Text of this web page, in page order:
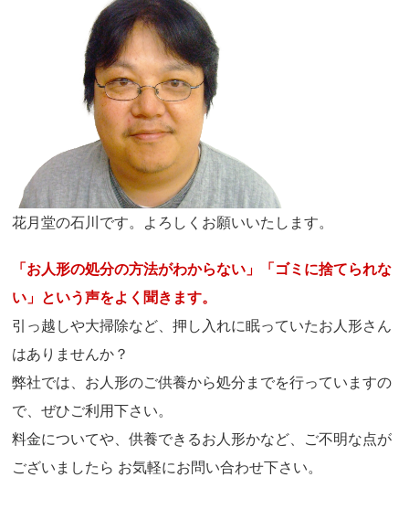
花月堂の石川です。よろしくお願いいたします。
「お人形の処分の方法がわからない」「ゴミに捨てられな
い」という声をよく聞きます。
引っ越しや大掃除など、押し入れに眠っていたお人形さん
はありませんか？
弊社では、お人形のご供養から処分までを行っていますの
で、ぜひご利用下さい。
料金についてや、供養できるお人形かなど、ご不明な点が
ございましたら お気軽にお問い合わせ下さい。